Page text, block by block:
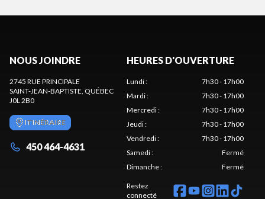
NOUS JOINDRE
2745 RUE PRINCIPALE
SAINT-JEAN-BAPTISTE , QUÉBEC
J0L 2B0
ITINÉRAIRE
450 464-4631
HEURES D'OUVERTURE
Lundi:
7h30 - 17h00
Mardi:
7h30 - 17h00
Mercredi:
7h30 - 17h00
Jeudi:
7h30 - 17h00
Vendredi:
7h30 - 17h00
Samedi:
Fermé
Dimanche: Fermé
Restez
connecté